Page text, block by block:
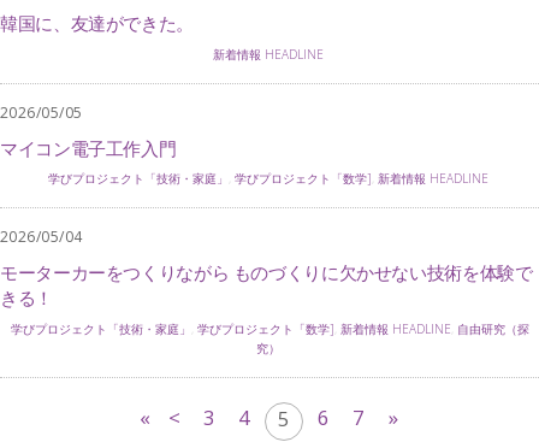
韓国に、友達ができた。
新着情報 HEADLINE
2026/05/05
マイコン電子工作入門
学びプロジェクト「技術・家庭」 学びプロジェクト「数学] 新着情報 HEADLINE
2026/05/04
モーターカーをつくりながら ものづくりに欠かせない技術を体験で
きる！
学びプロジェクト「技術・家庭」 学びプロジェクト「数学] 新着情報 HEADLINE 自由研究（探
究）
« < 3 4 5 6 7 »